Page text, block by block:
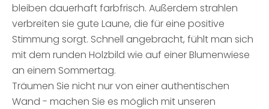
bleiben dauerhaft farbfrisch. Außerdem strahlen
verbreiten sie gute Laune, die für eine positive
Stimmung sorgt. Schnell angebracht, fühlt man sich
mit dem runden Holzbild wie auf einer Blumenwiese
an einem Sommertag.
Träumen Sie nicht nur von einer authentischen
Wand - machen Sie es möglich mit unseren